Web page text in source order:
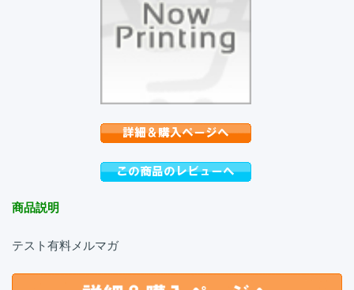
商品説明
テスト有料メルマガ